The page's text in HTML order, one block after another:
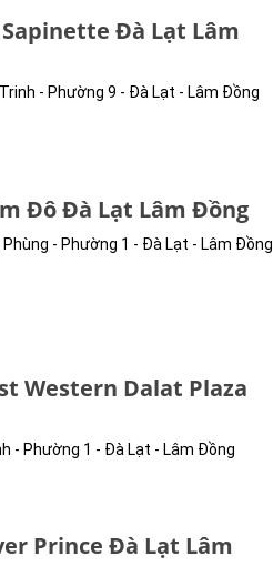
Sapinette Đà Lạt Lâm
- Phường 9 - Đà Lạt - Lâm Đồng
Đô Đà Lạt Lâm Đồng
- Phường 1 - Đà Lạt - Lâm Đồng
Western Dalat Plaza
- Phường 1 - Đà Lạt - Lâm Đồng
Prince Đà Lạt Lâm